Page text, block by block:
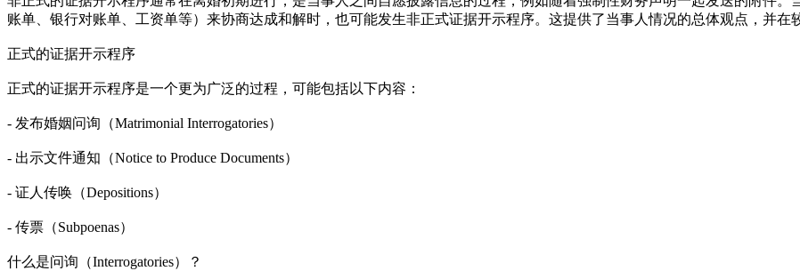
账单、银行对账单、工资单等）来协商达成和解时，也可能发生非正式证据开示程序。这提供了当事人情况的总体观点，并在
正式的证据开示程序
正式的证据开示程序是一个更为广泛的过程，可能包括以下内容：
- 发布婚姻问询（Matrimonial Interrogatories）
- 出示文件通知（Notice to Produce Documents）
- 证人传唤（Depositions）
- 传票（Subpoenas）
什么是问询（Interrogatories）？